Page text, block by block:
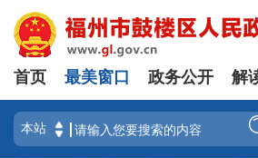
首页 最美窗口 政务公开 解